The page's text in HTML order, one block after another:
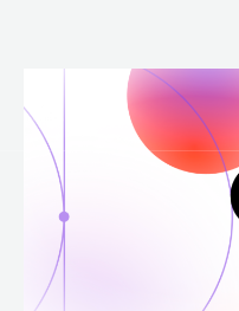
para
conteúdo